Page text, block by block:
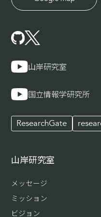
山岸研究室
国立情報学研究所
ResearchGate
山岸研究室
メッセージ
ミッション
ビジョン